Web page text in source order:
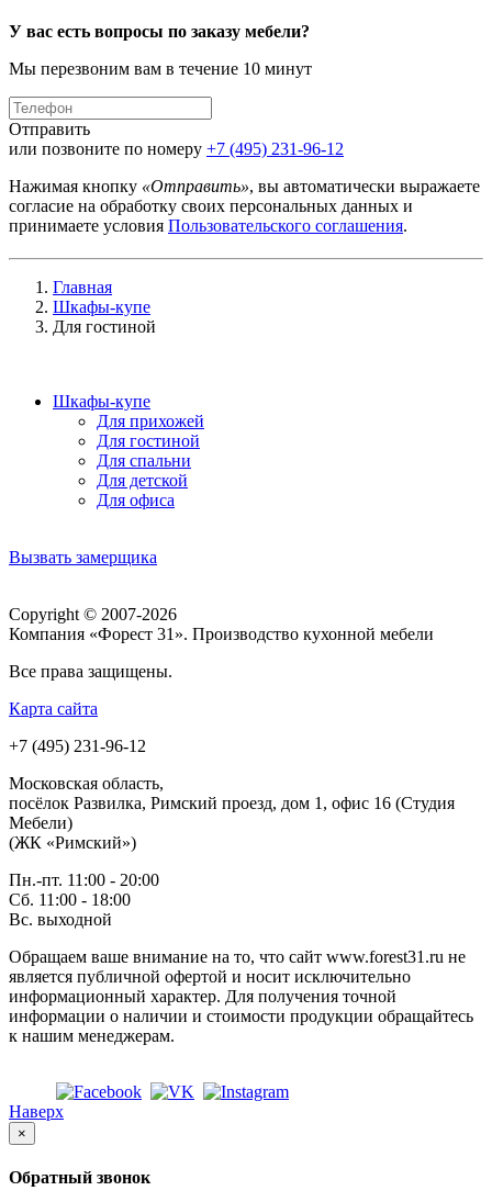
У вас есть вопросы по заказу мебели?
Мы перезвоним вам в течение 10 минут
Отправить
или позвоните по номеру +7 (495) 231-96-12
Нажимая кнопку «Отправить», вы автоматически выражаете
согласие на обработку своих персональных данных и
принимаете условия Пользовательского соглашения.
Главная
Шкафы-купе
Для гостиной
Шкафы-купе
Для прихожей
Для гостиной
Для спальни
Для детской
Для офиса
Вызвать замерщика
Copyright © 2007-2026
Компания «Форест 31». Производство кухонной мебели
Все права защищены.
Карта сайта
+7 (495) 231-96-12
Московская область,
посёлок Развилка, Римский проезд, дом 1, офис 16 (Студия
Мебели)
(ЖК «Римский»)
Пн.-пт. 11:00 - 20:00
Сб. 11:00 - 18:00
Вс. выходной
Обращаем ваше внимание на то, что сайт www.forest31.ru не
является публичной офертой и носит исключительно
информационный характер. Для получения точной
информации о наличии и стоимости продукции обращайтесь
к нашим менеджерам.
Наверх
×
Обратный звонок